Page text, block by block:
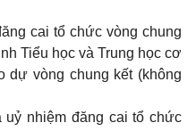
cai tổ chức vòng chung
Tiểu học và Trung học cơ
dự vòng chung kết (không
nhiệm đăng cai tổ chức